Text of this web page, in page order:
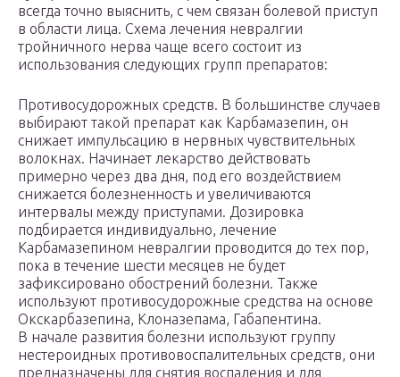
всегда точно выяснить, с чем связан болевой приступ
в области лица. Схема лечения невралгии
тройничного нерва чаще всего состоит из
использования следующих групп препаратов:
Противосудорожных средств. В большинстве случаев
выбирают такой препарат как Карбамазепин, он
снижает импульсацию в нервных чувствительных
волокнах. Начинает лекарство действовать
примерно через два дня, под его воздействием
снижается болезненность и увеличиваются
интервалы между приступами. Дозировка
подбирается индивидуально, лечение
Карбамазепином невралгии проводится до тех пор,
пока в течение шести месяцев не будет
зафиксировано обострений болезни. Также
используют противосудорожные средства на основе
Окскарбазепина, Клоназепама, Габапентина.
В начале развития болезни используют группу
нестероидных противовоспалительных средств, они
предназначены для снятия воспаления и для